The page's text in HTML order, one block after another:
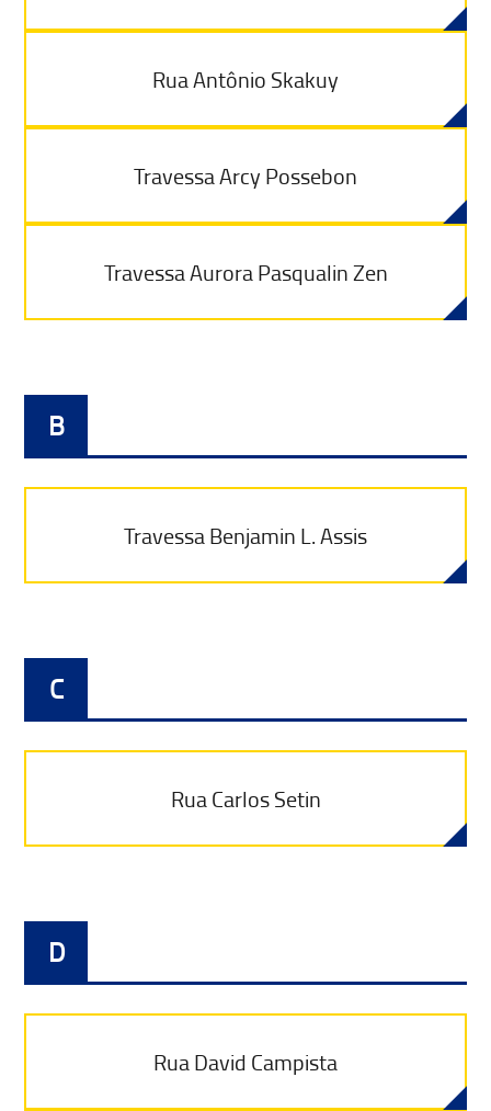
Rua Antônio Skakuy
Travessa Arcy Possebon
Travessa Aurora Pasqualin Zen
B
Travessa Benjamin L. Assis
C
Rua Carlos Setin
D
Rua David Campista